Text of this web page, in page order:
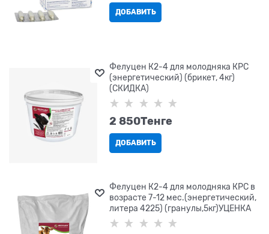
ДОБАВИТЬ
Фелуцен К2-4 для молодняка КРС
(энергетический) (брикет, 4кг)
(СКИДКА)
2 850Tенге
ДОБАВИТЬ
Фелуцен К2-4 для молодняка КРС в
возрасте 7-12 мес.(энергетический,
литера 4225) (гранулы,5кг)УЦЕНКА